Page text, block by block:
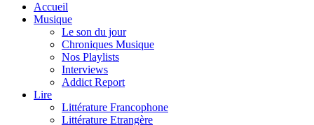
Accueil
Musique
Le son du jour
Chroniques Musique
Nos Playlists
Interviews
Addict Report
Lire
Littérature Francophone
Littérature Etrangère